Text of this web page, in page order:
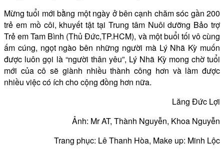
Mừng tuổi mới bằng một ngày ở bên cạnh chăm sóc gần 200
trẻ em mồ côi, khuyết tật tại Trung tâm Nuôi dưỡng Bảo trợ
Trẻ em Tam Bình (Thủ Đức,TP.HCM), và một buổi tối vô cùng
ấm cúng, ngọt ngào bên những người mà Lý Nhã Kỳ muốn
được luôn gọi là “người thân yêu”, Lý Nhã Kỳ mong chờ tuổi
mới của cô sẽ giành nhiều thành công hơn và làm được
nhiều việc có ích cho cộng đồng hơn nữa.
Lăng Đức Lợi
Ảnh: Mr AT, Thành Nguyễn, Khoa Nguyễn
Trang phục: Lê Thanh Hòa, Make up: Minh Lộc